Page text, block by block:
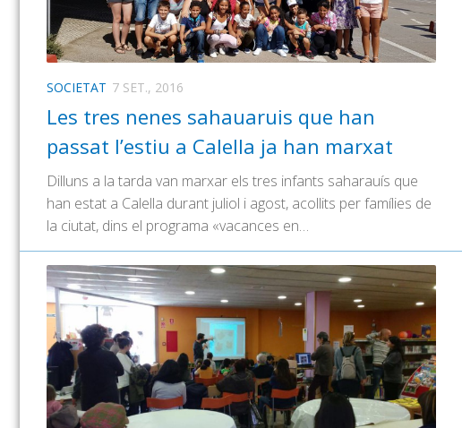
SOCIETAT 7 SET., 2016
Les tres nenes sahauaruis que han
passat l’estiu a Calella ja han marxat
Dilluns a la tarda van marxar els tres infants saharauís que
han estat a Calella durant juliol i agost, acollits per famílies de
la ciutat, dins el programa «vacances en…